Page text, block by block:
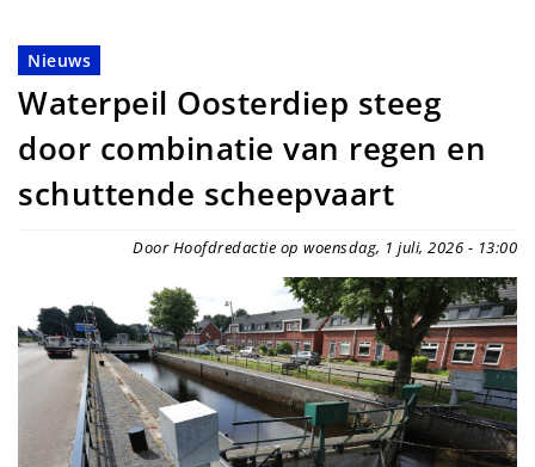
Nieuws
Waterpeil Oosterdiep steeg
door combinatie van regen en
schuttende scheepvaart
Door Hoofdredactie op woensdag, 1 juli, 2026 - 13:00